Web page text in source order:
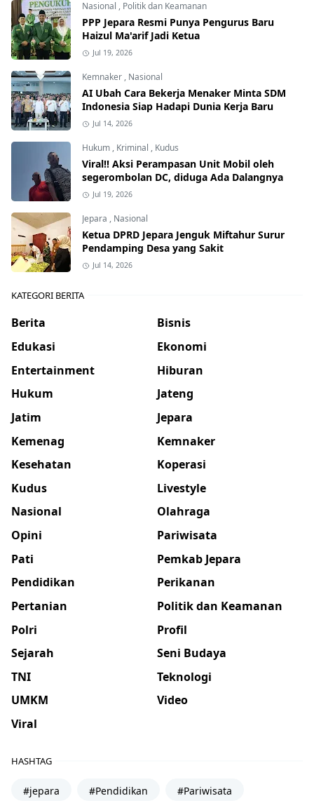
Nasional , Politik dan Keamanan
PPP Jepara Resmi Punya Pengurus Baru
Haizul Ma'arif Jadi Ketua
Jul 19, 2026
Kemnaker, Nasional
AI Ubah Cara Bekerja Menaker Minta SDM
Indonesia Siap Hadapi Dunia Kerja Baru
Jul 14, 2026
Hukum, Kriminal , Kudus
Viral!! Aksi Perampasan Unit Mobil oleh
segerombolan DC, diduga Ada Dalangnya
Jul 19, 2026
Jepara , Nasional
Ketua DPRD Jepara Jenguk Miftahur Surur
Pendamping Desa yang Sakit
Jul 14, 2026
KATEGORI BERITA
Berita
Bisnis
Edukasi
Ekonomi
Entertainment
Hiburan
Hukum
Jateng
Jatim
Jepara
Kemenag
Kemnaker
Kesehatan
Koperasi
Kudus
Livestyle
Nasional
Olahraga
Opini
Pariwisata
Pati
Pemkab Jepara
Pendidikan
Perikanan
Pertanian
Politik dan Keamanan
Polri
Profil
Sejarah
Seni Budaya
TNI
Teknologi
UMKM
Video
Viral
HASHTAG
#jepara #Pendidikan #Pariwisata